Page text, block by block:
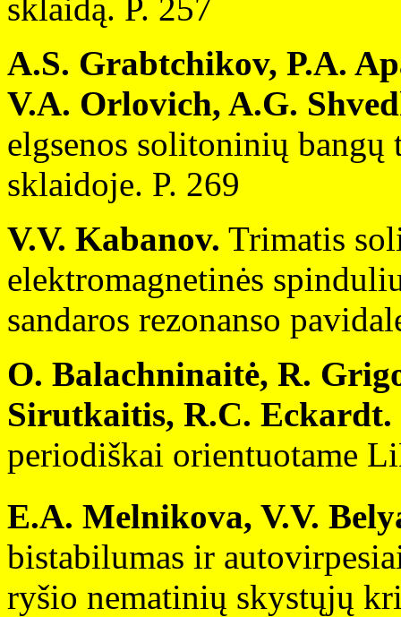
sklaidą. P. 257
A.S. Grabtchikov, P.A.
V.A. Orlovich, A.G.
elgsenos solitoninių
sklaidoje. P. 269
V.V. Kabanov. Trimatis
elektromagnetinės
sandaros rezonanso
O. Balachninaitė, R.
Sirutkaitis, R.C. Eckardt.
periodiškai orientuotame
E.A. Melnikova, V.V.
bistabilumas ir
ryšio nematinių skystųjų